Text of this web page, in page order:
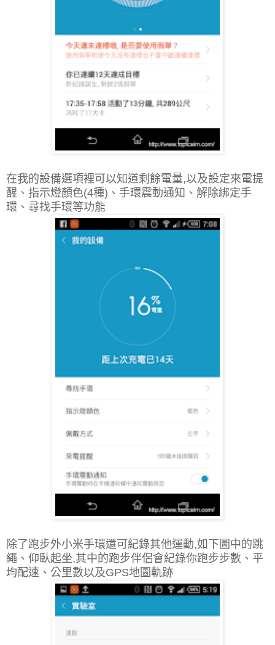
在我的設備選項裡可以知道剩餘電量,以及設定來電提
醒、指示燈顏色(4種) 、 手環震動通知 、 解除綁定手
環 、尋找手環等功能
除了跑步外小米手環還可紀錄其他運動,如下圖中的跳
繩、仰臥起坐,其中的跑步伴侶會紀錄你跑步步數、平
均配速、公里數以及GPS地圖軌跡